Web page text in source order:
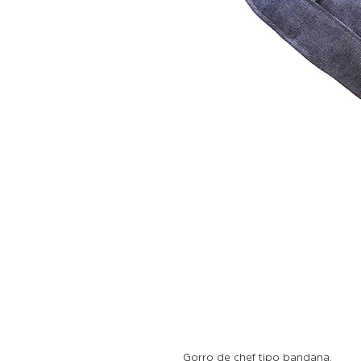
Gorro de chef tipo bandana.